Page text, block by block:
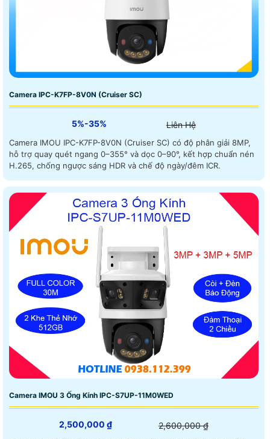
Camera IPC-K7FP-8V0N (Cruiser SC)
5%-35% Liên Hệ
Camera IMOU IPC-K7FP-8V0N (Cruiser SC) có độ phân giải 8MP,
hỗ trợ quay quét ngang 0–355° và dọc 0–90°, kết hợp chuẩn nén
H.265, chống ngược sáng HDR và chế độ ngày/đêm ICR.
Camera IMOU 3 Ống Kính IPC-S7UP-11M0WED
2,500,000 ₫ 2,600,000 ₫